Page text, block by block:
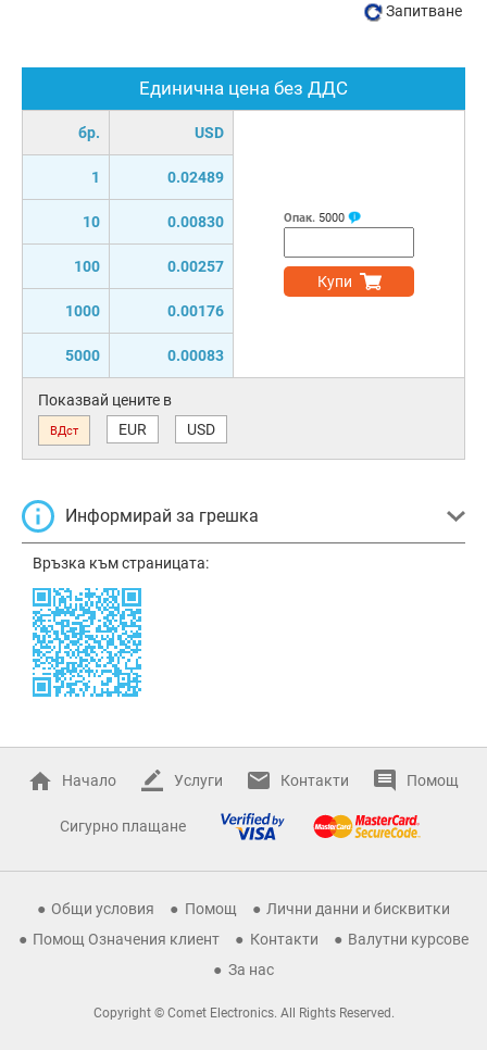
Единична цена без ДДС
бр. USD
1 0.02489
10 0.00830
100 0.00257
1000 0.00176
5000 0.00083
Опак. 5000
Купи
Показвай цените в
ВДст EUR USD
Информирай за грешка
Връзка към страницата:
Запитване
Начало Услуги Контакти Помощ
Сигурно плащане
Общи условия Помощ
Лични данни и бисквитки
Помощ Означения клиент
Контакти
Валутни курсове
За нас
Copyright © Comet Electronics. All Rights Reserved.